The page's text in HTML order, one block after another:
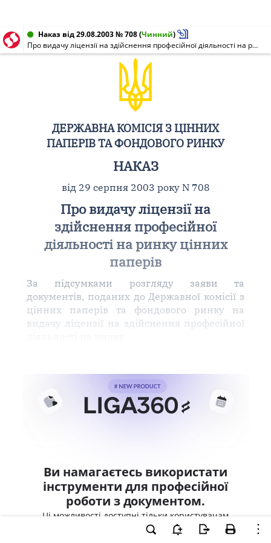
Наказ від 29.08.2003 № 708(Чинний)
Про видачу ліцензії на здійснення професійної діяльності на ринку цінних паперів
ДЕРЖАВНА КОМІСІЯ З ЦІННИХ
ПАПЕРІВ ТА ФОНДОВОГО РИНКУ
НАКАЗ
від 29 серпня 2003 року N 708
Про видачу ліцензії на
здійснення професійної
діяльності на ринку цінних
паперів
За підсумками розгляду заяви та
документів, поданих до Державної комісії з
цінних паперів та фондового ринку на
видачу ліцензії на здійснення професійної
Ви намагаєтесь використати
інструменти для професійної
роботи з документом.
Ці можливості доступні тільки користувачам
LIGA360. Залишайте заявку та отримайте